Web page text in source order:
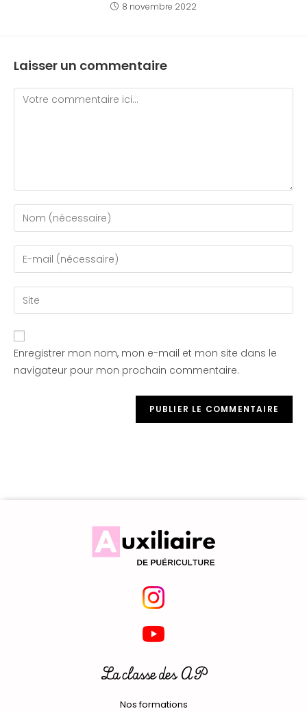
8 novembre 2022
Laisser un commentaire
Enregistrer mon nom, mon e-mail et mon site dans le
navigateur pour mon prochain commentaire.
La classe des AP
Nos formations